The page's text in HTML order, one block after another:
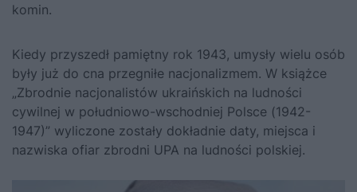
komin.
Kiedy przyszedł pamiętny rok 1943, umysły wielu osób
były już do cna przegniłe nacjonalizmem. W książce
„Zbrodnie nacjonalistów ukraińskich na ludności
cywilnej w południowo-wschodniej Polsce (1942-
1947)” wyliczone zostały dokładnie daty, miejsca i
nazwiska ofiar zbrodni UPA na ludności polskiej.